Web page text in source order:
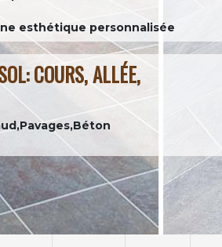
esthétique personnalisée
COURS, ALLÉE,